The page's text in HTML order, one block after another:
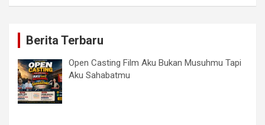
Berita Terbaru
Open Casting Film Aku Bukan Musuhmu Tapi
Aku Sahabatmu